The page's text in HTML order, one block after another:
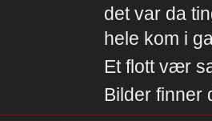
det var da
hele kom i
Et flott vær
Bilder finner